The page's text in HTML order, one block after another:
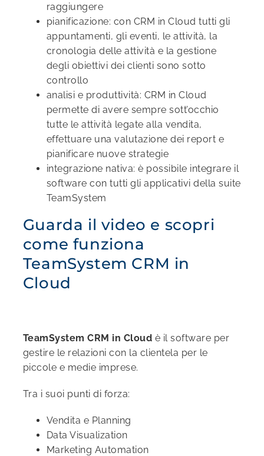
raggiungere
pianificazione: con CRM in Cloud tutti gli
appuntamenti, gli eventi, le attività, la
cronologia delle attività e la gestione
degli obiettivi dei clienti sono sotto
controllo
analisi e produttività: CRM in Cloud
permette di avere sempre sott’occhio
tutte le attività legate alla vendita,
effettuare una valutazione dei report e
pianificare nuove strategie
integrazione nativa: è possibile integrare il
software con tutti gli applicativi della suite
TeamSystem
Guarda il video e scopri
come funziona
TeamSystem CRM in
Cloud
TeamSystem CRM in Cloud è il software per
gestire le relazioni con la clientela per le
piccole e medie imprese.
Tra i suoi punti di forza:
Vendita e Planning
Data Visualization
Marketing Automation